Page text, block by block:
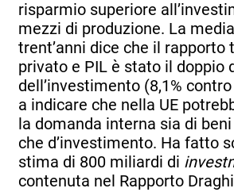
risparmio superiore
mezzi di produzione. La
trent’anni dice che il rapporto
privato e PIL è stato il doppio
dell’investimento (8,1%
a indicare che nella UE
la domanda interna sia di
che d’investimento. Ha fatto
stima di 800 miliardi di
contenuta nel Rapporto